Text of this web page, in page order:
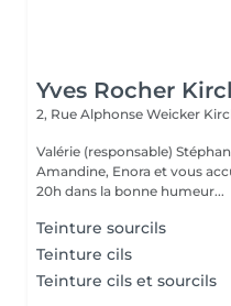
Yves Rocher
2, Rue Alphonse Weicker
Valérie (responsable)
Amandine, Enora et vous accueillent toute la semaine de 9h à
20h dans la bonne humeur...
Teinture sourcils
Teinture cils
Teinture cils et sourcils